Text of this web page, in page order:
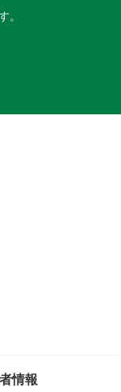
。
情報